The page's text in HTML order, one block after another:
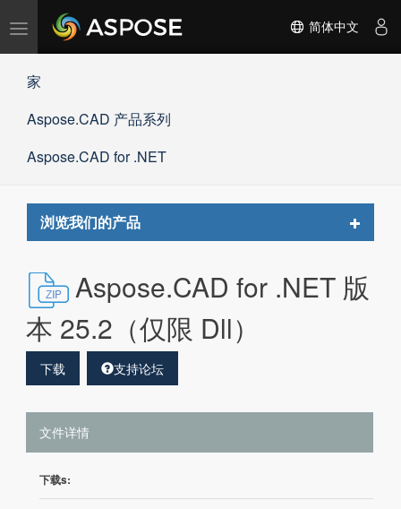
切
航
简体中文
家
Aspose.CAD 产品系列
Aspose.CAD for .NET
浏览我们的产品
Toggle
Aspose.CAD for .NET 版
本 25.2（仅限 Dll）
下载 支持论坛
文件详情
下载s: